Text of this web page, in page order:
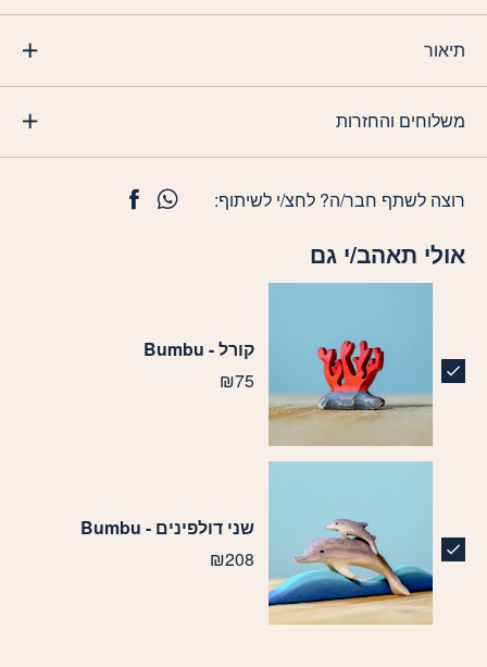
תיאור
משלוחים והחזרות
אולי תאהב/י גם
קורל - Bumbu
₪75
שני דולפינים - Bumbu
₪208
רוצה לשתף חבר/ה? לחצ/י לשיתוף: